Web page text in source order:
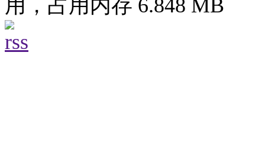
用，占用内存 6.848 MB